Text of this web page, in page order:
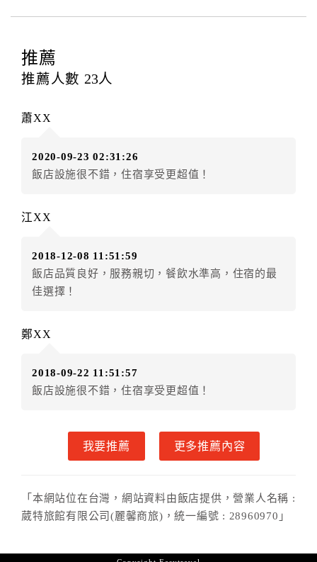
四、訂單異動
提出申辦不得異動訂單。
每筆訂單異動限定
辦理取消退款。
房者應補足差額。（限原訂飯店）
房者不得要求退其差額。（限原訂飯店）
額3個月
．訂房者使用「保留住宿金額」時，請注意！為避免飯
店客滿，敬請及早計畫，如逾時未提出申辦，視同無條
件放棄訂單（住宿權益）。 （限原訂飯店使用）
得辦理取消退款。
．訂單異動後，訂單費用總計小於原訂單費用總計時，
訂房者因故取消訂單辦理退款，依下列標準申辦：
◎住房日7天前辦理者，訂單費用扣除總計0%為手續費
◎住房日1天前辦理者，訂單費用扣除總計45%為手續費
◎住房日當日辦理者，訂單費用扣除總計100%為手續費
◎住房日當日未辦理入住手續者，視同住房，已付訂單
推薦
推薦人數 23人
蕭XX
2020-09-23 02:31:26
飯店設施很不錯，住宿享受更超值！
江XX
2018-12-08 11:51:59
飯店品質良好，服務親切，餐飲水準高，住宿的最
佳選擇！
鄭XX
2018-09-22 11:51:57
飯店設施很不錯，住宿享受更超值！
我要推薦 更多推薦內容
「本網站位在台灣，網站資料由飯店提供，營業人名稱 :
葳特旅館有限公司(麗馨商旅)，統一編號 : 28960970」